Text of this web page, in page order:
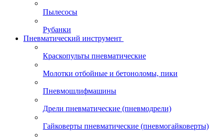
Пылесосы
Рубанки
Пневматический инструмент
Краскопульты пневматические
Молотки отбойные и бетоноломы, пики
Пневмошлифмашины
Дрели пневматические (пневмодрели)
Гайковерты пневматические (пневмогайковерты)